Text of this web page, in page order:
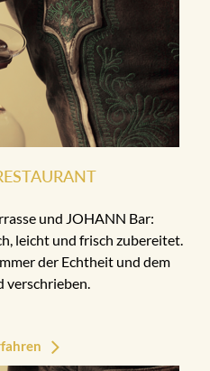
und JOHANN Bar:
leicht und frisch zubereitet.
der Echtheit und dem
verschrieben.